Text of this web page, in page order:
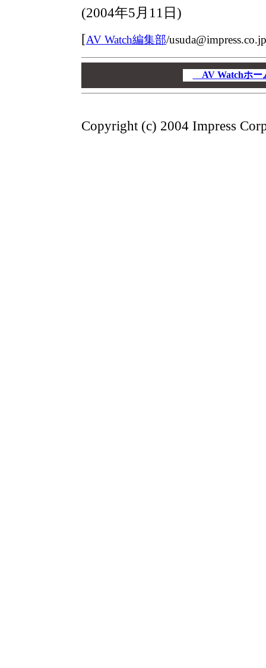
(2004年5月11日 )
[AV Watch編集部/usuda@impress.co.jp
AV Watchホ
Copyright (c) 2004 Impress